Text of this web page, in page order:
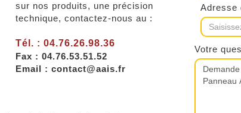
sur nos produits, une précision
technique, contactez-nous au :
Tél. : 04.76.26.98.36
Fax : 04.76.53.51.52
Email : contact@aais.fr
Adresse
Votre